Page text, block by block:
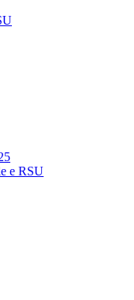
e RSU